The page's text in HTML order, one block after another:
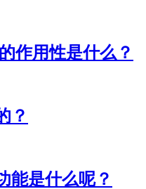
作用性是什么？
？
能是什么呢？